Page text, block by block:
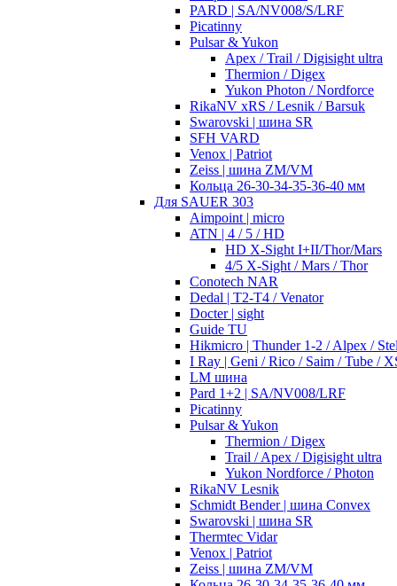
PARD | SA/NV008/S/LRF
Picatinny
Pulsar & Yukon
Apex / Trail / Digisight ultra
Thermion / Digex
Yukon Photon / Nordforce
RikaNV xRS / Lesnik / Barsuk
Swarovski | шина SR
SFH VARD
Venox | Patriot
Zeiss | шина ZM/VM
Кольца 26-30-34-35-36-40 мм
Для SAUER 303
Aimpoint | micro
ATN | 4 / 5 / HD
HD X-Sight I+II/Thor/Mars
4/5 X-Sight / Mars / Thor
Conotech NAR
Dedal | T2-T4 / Venator
Docter | sight
Guide TU
Hikmicro | Thunder 1-2 / Alpex /
I Ray | Geni / Rico / Saim / Tube /
LM шина
Pard 1+2 | SA/NV008/LRF
Picatinny
Pulsar & Yukon
Thermion / Digex
Trail / Apex / Digisight ultra
Yukon Nordforce / Photon
RikaNV Lesnik
Schmidt Bender | шина Convex
Swarovski | шина SR
Thermtec Vidar
Venox | Patriot
Zeiss | шина ZM/VM